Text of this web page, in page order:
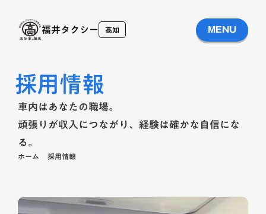
福井タクシー 高知 MENU
採用情報
車内はあなたの職場。
頑張りが収入につながり、経験は確かな自信にな
る。
ホーム 採用情報